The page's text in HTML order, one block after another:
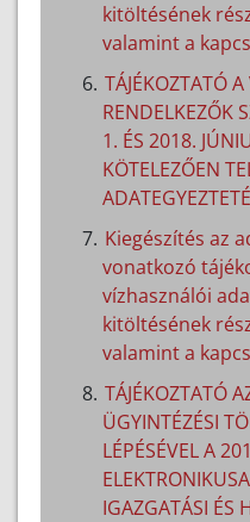
kitöltésének
valamint a
TÁJÉKOZTATÓ
RENDELKEZŐK
1. ÉS 2018.
KÖTELEZŐEN
Kiegészítés az
vonatkozó
vízhasználói
kitöltésének
valamint a
TÁJÉKOZTATÓ
ÜGYINTÉZÉSI
LÉPÉSÉVEL A
IGAZGATÁSI ÉS